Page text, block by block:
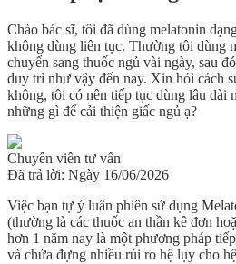
Chào bác sĩ, tôi đã dùng melatonin
không dùng liên tục. Thường tôi dùng
chuyển sang thuốc ngủ vài ngày, sau
duy trì như vậy đến nay. Xin hỏi cách
không, tôi có nên tiếp tục dùng lâu dài
những gì để cải thiện giấc ngủ ạ?
Chuyên viên tư vấn
Đã trả lời: Ngày 16/06/2026
Việc bạn tự ý luân phiên sử dụng
(thường là các thuốc an thần kê đơn
hơn 1 năm nay là một phương pháp
và chứa đựng nhiều rủi ro hệ lụy cho